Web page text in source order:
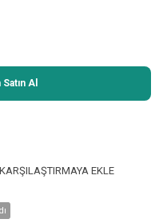
Al
KARŞILAŞTIRMAYA EKLE